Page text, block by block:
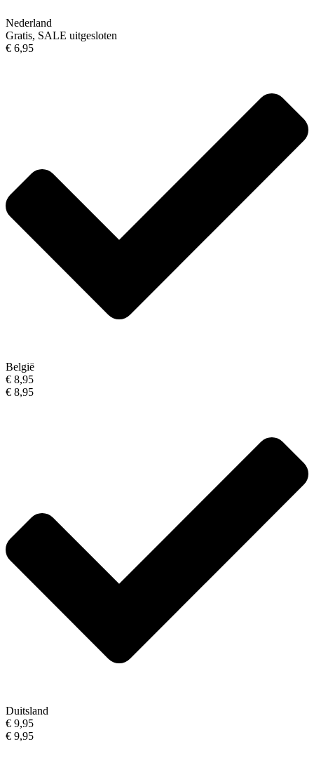
Nederland
Gratis, SALE uitgesloten
€ 6,95
België
€ 8,95
€ 8,95
Duitsland
€ 9,95
€ 9,95